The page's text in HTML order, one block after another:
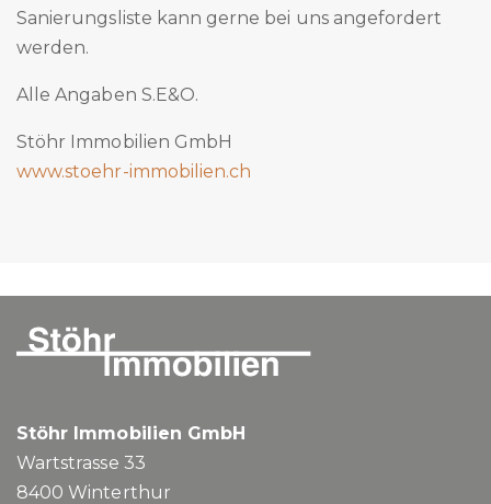
Sanierungsliste kann gerne bei uns angefordert
werden.
Alle Angaben S.E&O.
Stöhr Immobilien GmbH
www.stoehr-immobilien.ch
Stöhr Immobilien GmbH
Wartstrasse 33
8400Winterthur